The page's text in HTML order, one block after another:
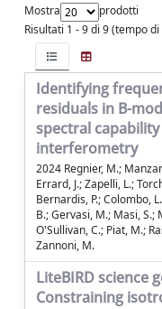
Mostra
prodotti
Risultati 1 - 9 di 9 (tempo
Identifying
residuals in B-
spectral
interferometry
2024 Regnier, M.;
Errard, J.; Zapelli, L.;
Bernardis, P.; Colombo,
B.; Gervasi, M.; Masi,
O'Sullivan, C.; Piat, M.;
Zannoni, M.
LiteBIRD science
Constraining